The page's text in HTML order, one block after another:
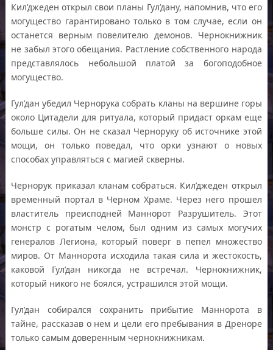
Кил’джеден открыл свои планы Гул’дану, напомнив, что его
могущество гарантировано только в том случае, если он
останется верным повелителю демонов. Чернокнижник
не забыл этого обещания. Растление собственного народа
представлялось небольшой платой за богоподобное
могущество.
Гул’дан убедил Чернорука собрать кланы на вершине горы
около Цитадели для ритуала, который придаст оркам еще
больше силы. Он не сказал Черноруку об источнике этой
мощи, он только поведал, что орки узнают о новых
способах управляться с магией скверны.
Чернорук приказал кланам собраться. Кил’джеден открыл
временный портал в Черном Храме. Через него прошел
властитель преисподней Маннорот Разрушитель. Этот
монстр с рогатым челом, был одним из самых могучих
генералов Легиона, который поверг в пепел множество
миров. От Маннорота исходила такая сила и жестокость,
каковой Гул’дан никогда не встречал. Чернокнижник,
который никого не боялся, устрашился этой мощи.
Гул’дан собирался сохранить прибытие Маннорота в
тайне, рассказав о нем и цели его пребывания в Дреноре
только самым доверенным чернокнижникам.